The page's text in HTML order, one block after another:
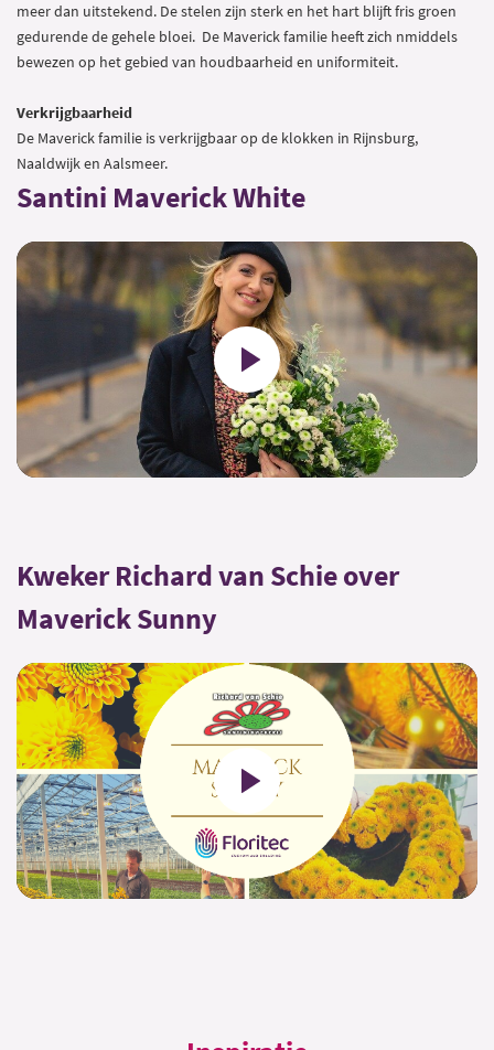
meer dan uitstekend. De stelen zijn sterk en het hart blijft fris groen
gedurende de gehele bloei. De Maverick familie heeft zich nmiddels
bewezen op het gebied van houdbaarheid en uniformiteit.
Verkrijgbaarheid
De Maverick familie is verkrijgbaar op de klokken in Rijnsburg,
Naaldwijk en Aalsmeer.
Santini Maverick White
Play
Kweker Richard van Schie over
Maverick Sunny
Play